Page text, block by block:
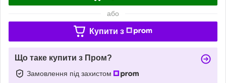
або
Купити з
Що таке купити з Пром?
Замовлення під захистом